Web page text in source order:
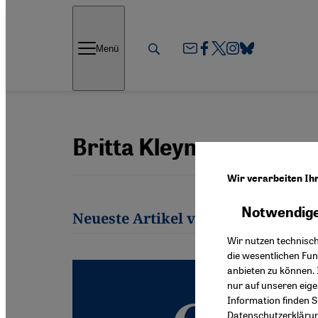
Menü
Britta Kleymann
Neueste Artikel von Britta
Wir verarbeiten
Wir nutzen
die wesentlichen
anbieten zu
nur auf unseren
Information finden